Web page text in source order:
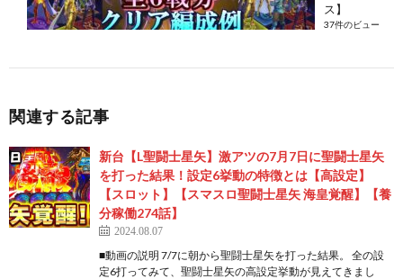
ス】
37件のビュー
関連する記事
新台【L聖闘士星矢】激アツの7月7日に聖闘士星矢
を打った結果！設定6挙動の特徴とは【高設定】
【スロット】【スマスロ聖闘士星矢 海皇覚醒】【養
分稼働274話】
2024.08.07
■動画の説明 7/7に朝から聖闘士星矢を打った結果。 全の設
定6打ってみて、聖闘士星矢の高設定挙動が見えてきまし